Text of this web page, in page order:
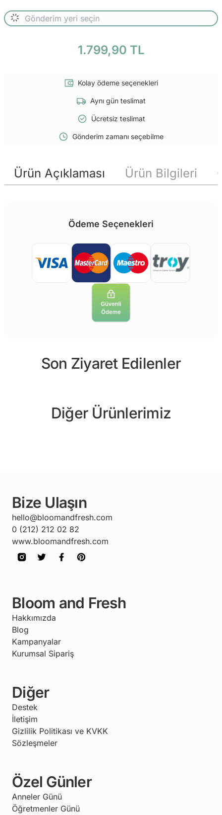
1.799,90 TL
Kolay ödeme seçenekleri
Aynı gün teslimat
Ücretsiz teslimat
Gönderim zamanı seçebilme
Ürün Açıklaması Ürün Bilgileri
Ödeme Seçenekleri
Son Ziyaret Edilenler
Diğer Ürünlerimiz
Bize Ulaşın
hello@bloomandfresh.com
0 (212) 212 02 82
www.bloomandfresh.com
Bloom and Fresh
Hakkımızda
Blog
Kampanyalar
Kurumsal Sipariş
Diğer
Destek
İletişim
Gizlilik Politikası ve KVKK
Sözleşmeler
Özel Günler
Anneler Günü
Öğretmenler Günü